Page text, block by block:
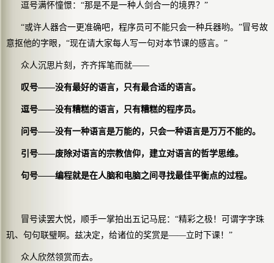
逗号满怀憧憬：“那是不是一种人剑合一的境界？”
“或许人器合一更准确吧，程序员可不能只会一种兵器哟。”冒号故
意抠他的字眼，“现在请大家每人写一句对本节课的感言。”
众人沉思片刻，齐齐挥笔而就——
叹号——没有最好的语言，只有最合适的语言。
逗号——没有糟糕的语言，只有糟糕的程序员。
问号——没有一种语言是万能的，只会一种语言是万万不能的。
引号——废除对语言的宗教信仰，建立对语言的哲学思维。
句号——编程就是在人脑和电脑之间寻找最佳平衡点的过程。
冒号读罢大悦，顺手一掌拍出五记马屁：“精彩之极！可谓字字珠
玑、句句联璧啊。兹决定，给诸位的奖赏是——立时下课！”
众人欣然领赏而去。